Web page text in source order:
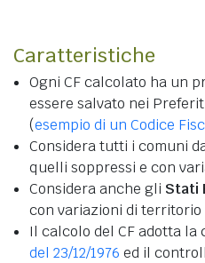
Caratteristiche
Ogni CF calcolato ha un
essere salvato nei
(esempio di un Codice
Considera tutti i comuni
quelli soppressi e con
Considera anche gli Stati
con variazioni di territorio
Il calcolo del CF adotta la
del 23/12/1976 ed il